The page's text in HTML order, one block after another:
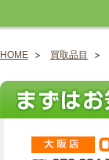
HOME 買取品目